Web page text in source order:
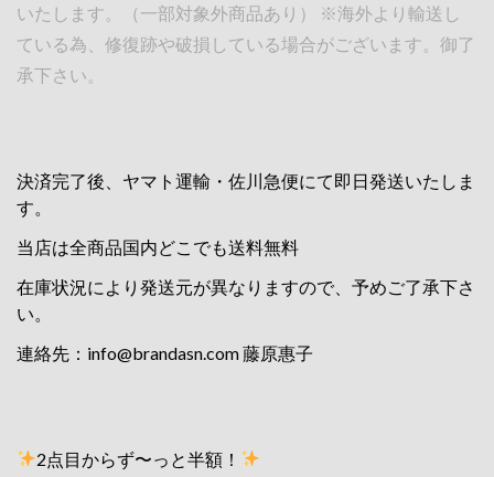
いたします。（一部対象外商品あり） ※海外より輸送し
ている為、修復跡や破損している場合がございます。御了
承下さい。
決済完了後、ヤマト運輸・佐川急便にて即日発送いたしま
す。
当店は全商品国内どこでも送料無料
在庫状況により発送元が異なりますので、予めご了承下さ
い。
連絡先： info@brandasn.com藤原惠子
2点目からず〜っと半額！